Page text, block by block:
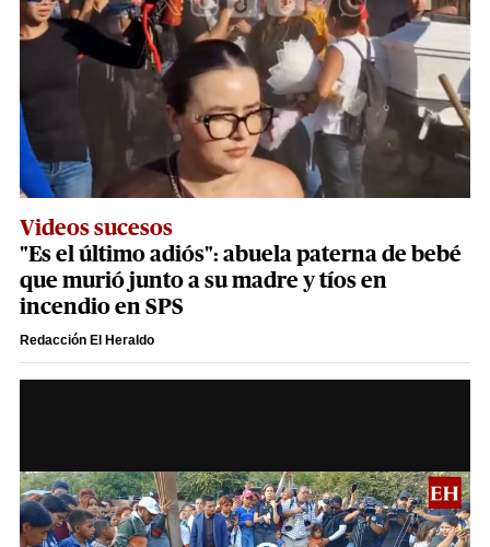
Videos sucesos
"Es el último adiós": abuela paterna de bebé
que murió junto a su madre y tíos en
incendio en SPS
Redacción El Heraldo